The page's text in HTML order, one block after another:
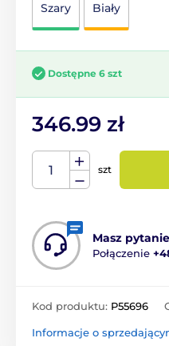
Szary Biały
Dostępne 6 szt
346.99 zł
szt
Masz
Połączenie
Kod produktu: P55696
Informacje o